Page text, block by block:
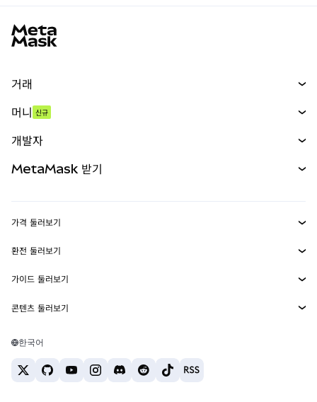
거래
무기한 선물
실물자산
머니 신규
개발자
MetaMask Connect
Snaps
웹3 서비스
MetaMask 받기
보안
고객 지원
채용
가격 둘러보기
이더리움 가격
솔라나 가격
테더 가격
환전 둘러보기
ETH를 USD로 환전
USDT를 INR로 환전
BTC를 INR로 환전
ETH를 USDT로 환전
가이드 둘러보기
ETH 매수
USDT 매수
콘텐츠 둘러보기
솔라나 지갑
한국어